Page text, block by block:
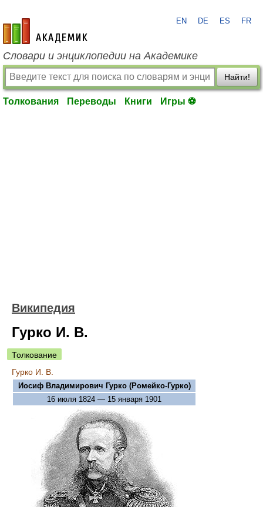
academic.ru
EN DE ES FR
Словари и энциклопедии на Академике
Найти!
Толкования Переводы Книги Игры ⚽
Википедия
Гурко И. В.
Толкование
Гурко И. В.
Иосиф Владимирович Гурко (Ромейко-Гурко)
16 июля 1824 — 15 января 1901